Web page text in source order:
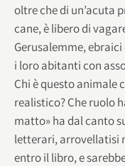
oltre che di un’acuta
cane, è libero di
Gerusalemme,
i loro abitanti con
Chi è questo animale
realistico? Che ruolo
matto» ha dal canto
letterari, arrovellatisi
entro il libro, e